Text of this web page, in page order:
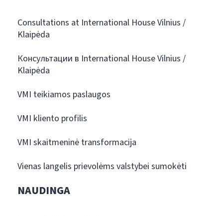
Consultations at International House Vilnius /
Klaipėda
Консультации в International House Vilnius /
Klaipėda
VMI teikiamos paslaugos
VMI kliento profilis
VMI skaitmeninė transformacija
Vienas langelis prievolėms valstybei sumokėti
NAUDINGA